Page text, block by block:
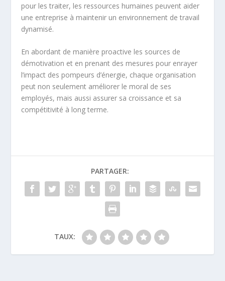
pour les traiter, les ressources humaines peuvent aider
une entreprise à maintenir un environnement de travail
dynamisé.
En abordant de manière proactive les sources de
démotivation et en prenant des mesures pour enrayer
l’impact des pompeurs d’énergie, chaque organisation
peut non seulement améliorer le moral de ses
employés, mais aussi assurer sa croissance et sa
compétitivité à long terme.
PARTAGER:
TAUX: